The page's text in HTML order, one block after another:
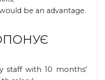
be an advantage.
staff with 10 months'